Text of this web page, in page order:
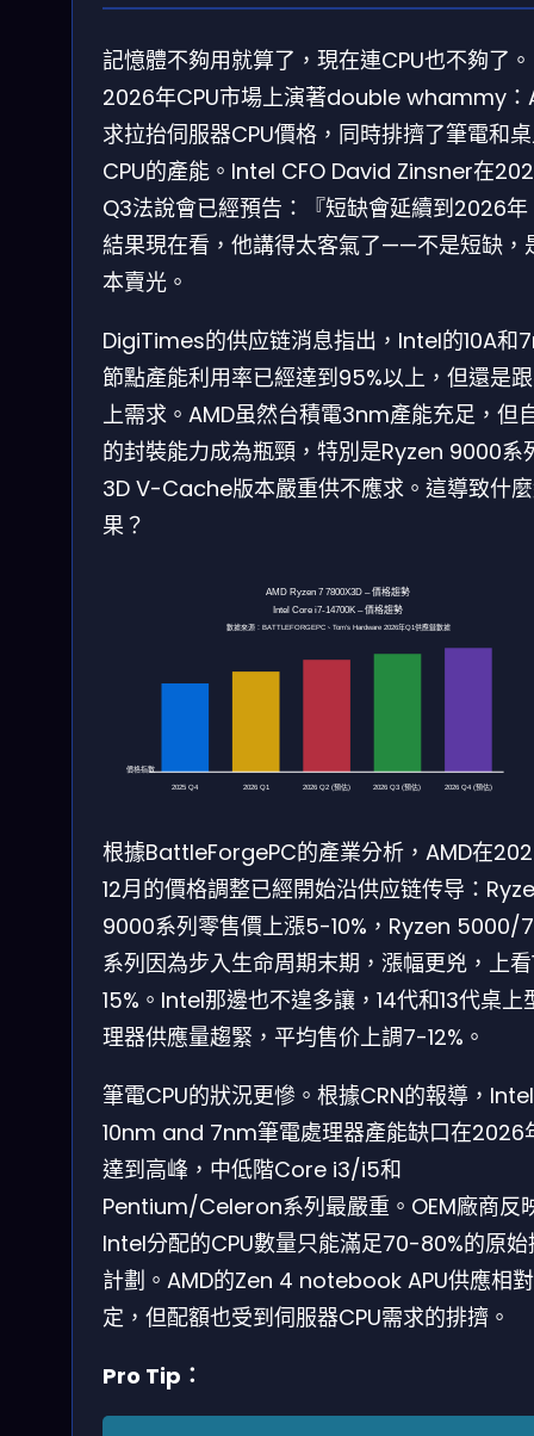
記憶體不夠用就算了，現在連CPU也不夠了。
2026年CPU市場上演著double whammy：
求拉抬伺服器CPU價格，同時排擠了筆電和
CPU的產能。Intel CFO David Zinsner在
Q3法說會已經預告：『短缺會延續到2026年
結果現在看，他講得太客氣了——不是短缺，
本賣光。
DigiTimes的供应链消息指出，Intel的10A和
節點產能利用率已經達到95%以上，但還是
上需求。AMD虽然台積電3nm產能充足，但
的封裝能力成為瓶頸，特別是Ryzen 9000系
3D V-Cache版本嚴重供不應求。這導致什
果？
價格指數
2025 Q4 2026 Q1 2026 Q2 (預估) 2026 Q3 (預估) 2026 Q4 (預估)
AMD Ryzen 7 7800X3D – 價格趨勢
Intel Core i7-14700K – 價格趨勢
數據來源：BATTLEFORGEPC、Tom’s Hardware 2026年Q1供應鏈數據
根據BattleForgePC的產業分析，AMD在
12月的價格調整已經開始沿供应链传导：
9000系列零售價上漲5-10%，Ryzen 5000/
系列因為步入生命周期末期，漲幅更兇，上
15%。Intel那邊也不遑多讓，14代和13代桌上
理器供應量趨緊，平均售价上調7-12%。
筆電CPU的狀況更慘。根據CRN的報導，
10nm and 7nm筆電處理器產能缺口在2026
達到高峰，中低階Core i3/i5和
Pentium/Celeron系列最嚴重。OEM廠商反
Intel分配的CPU數量只能滿足70-80%的原始
計劃。AMD的Zen 4 notebook APU供應相
定，但配額也受到伺服器CPU需求的排擠。
Pro Tip：